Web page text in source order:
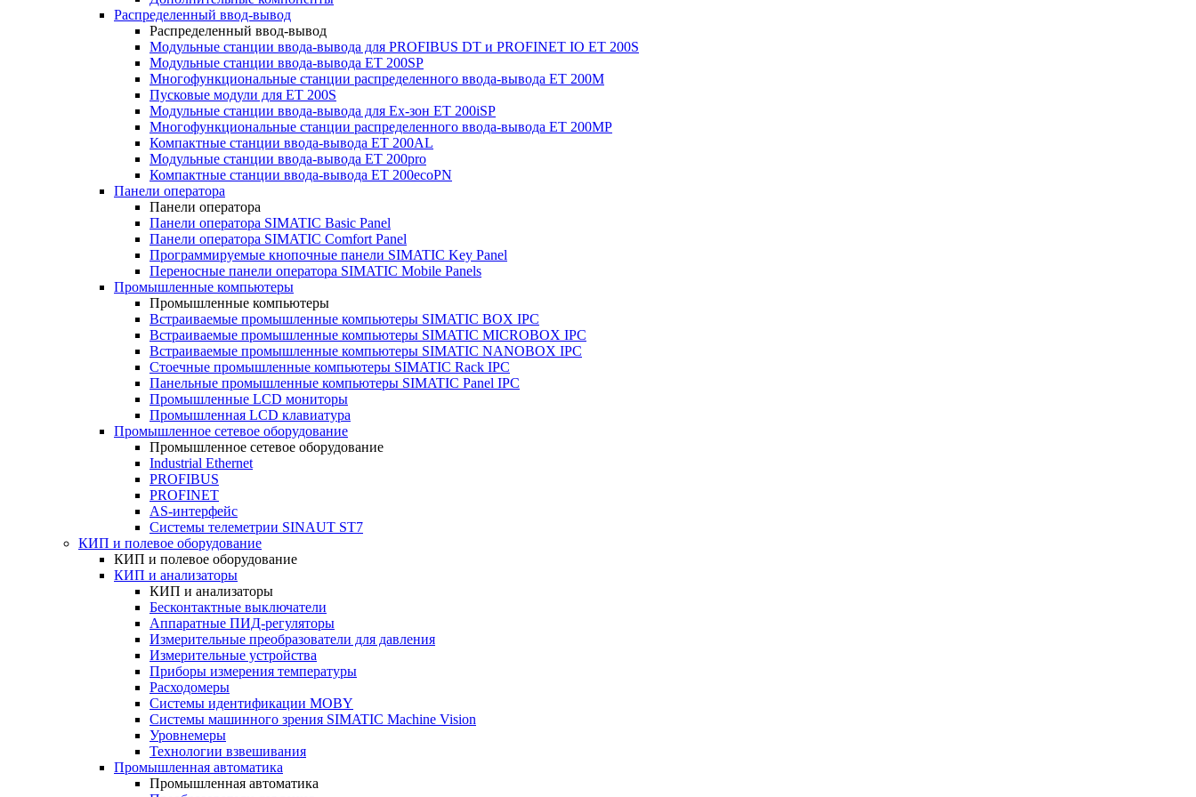
Распределенный ввод-вывод
Распределенный ввод-вывод
Модульные станции ввода-вывода для PROFIBUS DT и PROFINET IO ET 200S
Модульные станции ввода-вывода ET 200SP
Многофункциональные станции распределенного ввода-вывода ET 200M
Пусковые модули для ET 200S
Модульные станции ввода-вывода для Ex-зон ET 200iSP
Многофункциональные станции распределенного ввода-вывода ET 200MP
Компактные станции ввода-вывода ET 200AL
Модульные станции ввода-вывода ET 200pro
Компактные станции ввода-вывода ET 200ecoPN
Панели оператора
Панели оператора
Панели оператора SIMATIC Basic Panel
Панели оператора SIMATIC Comfort Panel
Программируемые кнопочные панели SIMATIC Key Panel
Переносные панели оператора SIMATIC Mobile Panels
Промышленные компьютеры
Промышленные компьютеры
Встраиваемые промышленные компьютеры SIMATIC BOX IPC
Встраиваемые промышленные компьютеры SIMATIC MICROBOX IPC
Встраиваемые промышленные компьютеры SIMATIC NANOBOX IPC
Стоечные промышленные компьютеры SIMATIC Rack IPC
Панельные промышленные компьютеры SIMATIC Panel IPC
Промышленные LCD мониторы
Промышленная LCD клавиатура
Промышленное сетевое оборудование
Промышленное сетевое оборудование
Industrial Ethernet
PROFIBUS
PROFINET
AS-интерфейс
Системы телеметрии SINAUT ST7
КИП и полевое оборудование
КИП и полевое оборудование
КИП и анализаторы
КИП и анализаторы
Бесконтактные выключатели
Аппаратные ПИД-регуляторы
Измерительные преобразователи для давления
Измерительные устройства
Приборы измерения температуры
Расходомеры
Системы идентификации MOBY
Системы машинного зрения SIMATIC Machine Vision
Уровнемеры
Технологии взвешивания
Промышленная автоматика
Промышленная автоматика